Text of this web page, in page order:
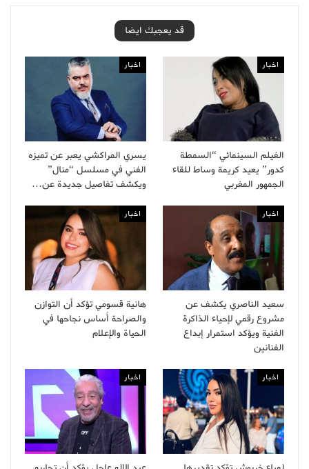
قد يعجبك ايضا
اخبار
الفيلم السينمائي “السمطة
كدور” يعيد كريمة وساط للقاء
الجمهور المغربي
اخبار
يسري المراكشي يعبر عن تميزه
الفني في مسلسل “منال”
ويكشف تفاصيل جديدة عن…
اخبار
سعيد الناصري يكشف عن
مشروع رقمي لإحياء الذاكرة
الفنية ويؤكد استمرار إبداع
الفنانين
اخبار
هانية قسومي تؤكد أن التوازن
والصراحة أساس نجاحها في
الحياة والإعلام
اخبار اخبار